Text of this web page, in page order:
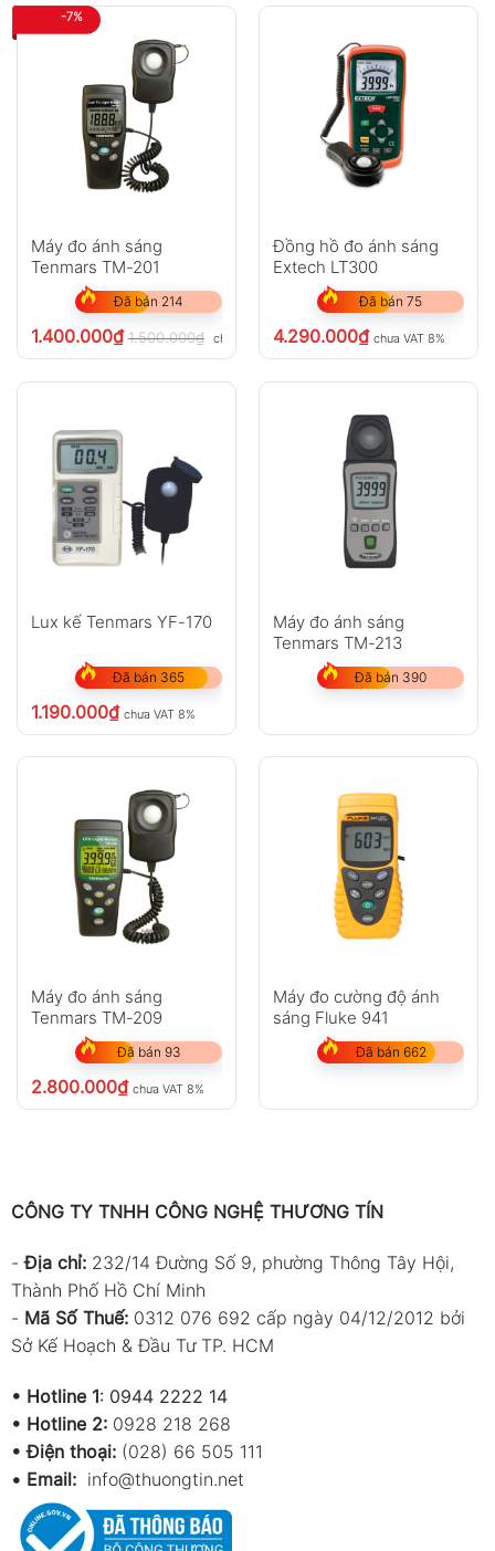
-7%
Máy đo ánh sáng
Tenmars TM-201
Đã bán 214
1.400.000₫ 1.500.000₫ chưa VAT 8%
Đồng hồ đo ánh sáng
Extech LT300
Đã bán 75
4.290.000₫ chưa VAT 8%
Lux kế Tenmars YF-170
Đã bán 365
1.190.000₫ chưa VAT 8%
Máy đo ánh sáng
Tenmars TM-213
Đã bán 390
Máy đo ánh sáng
Tenmars TM-209
Đã bán 93
2.800.000₫ chưa VAT 8%
Máy đo cường độ ánh
sáng Fluke 941
Đã bán 662
CÔNG TY TNHH CÔNG NGHỆ THƯƠNG TÍN
-Địa chỉ: 232/14 Đường Số 9, phường Thông Tây Hội,
Thành Phố Hồ Chí Minh
- Mã Số Thuế: 0312 076 692 cấp ngày 04/12/2012 bởi
Sở Kế Hoạch & Đầu Tư TP. HCM
• Hotline 1: 0944 2222 14
• Hotline 2: 0928 218 268
• Điện thoại: (028) 66 505 111
• Email: info@thuongtin.net